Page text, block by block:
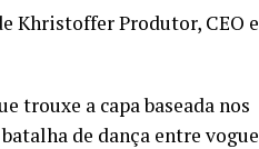
Khristoffer Produtor, CEO e
trouxe a capa baseada nos
de dança entre vogue